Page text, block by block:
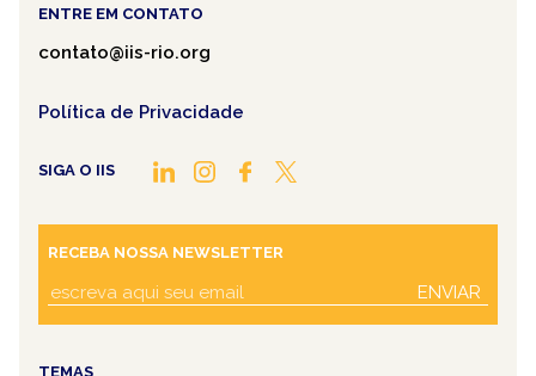
ENTRE EM CONTATO
contato@iis-rio.org
Política de Privacidade
SIGA O IIS
RECEBA NOSSA NEWSLETTER
ENVIAR
TEMAS